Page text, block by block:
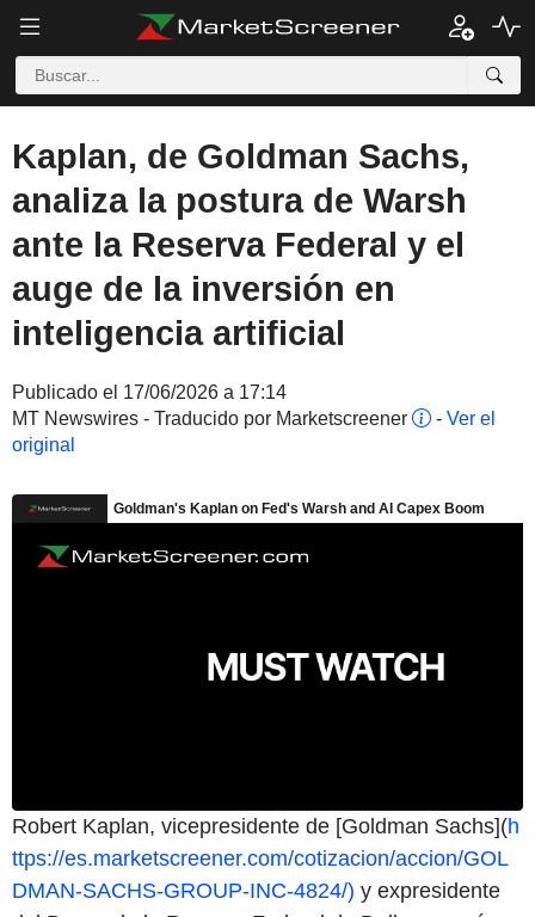
Kaplan, de Goldman Sachs,
analiza la postura de Warsh
ante la Reserva Federal y el
auge de la inversión en
inteligencia artificial
Publicado el 17/06/2026 a 17:14
MT Newswires - Traducido por Marketscreener
- Ver el
original
Robert Kaplan, vicepresidente de [Goldman Sachs](h
ttps://es.marketscreener.com/cotizacion/accion/GOL
DMAN-SACHS-GROUP-INC-4824/) y expresidente